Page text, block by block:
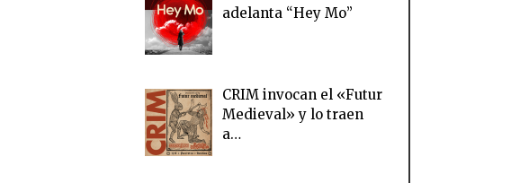
adelanta “Hey Mo”
CRIM invocan el «Futur
Medieval» y lo traen
a…